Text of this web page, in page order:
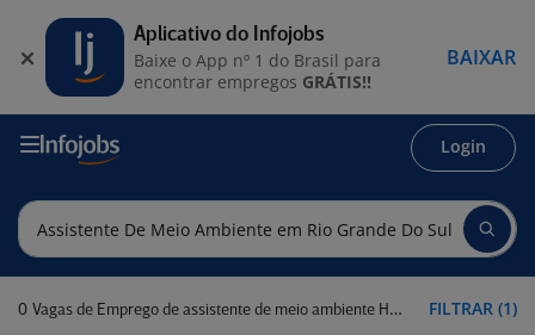
Login
0 Vagas de Emprego de assistente de meio ambiente Home office em Rio Grande do Sul FILTRAR (1)
Aplicativo do Infojobs
Baixe o App nº 1 do Brasil para
encontrar empregos GRÁTIS!!
BAIXAR